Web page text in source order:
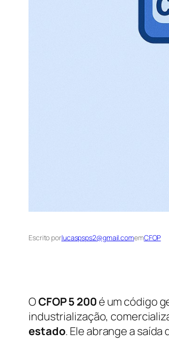
Escrito porlucaspsps2@gmail.comemCFOP
OCFOP 5 200 é um código
industrialização,
estado. Ele abrange a